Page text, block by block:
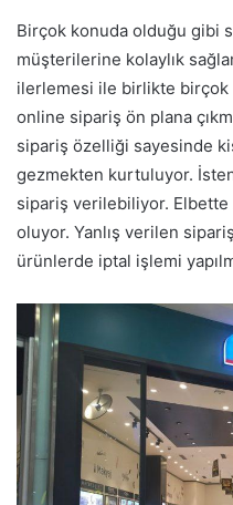
Birçok konuda olduğu gibi
müşterilerine kolaylık
ilerlemesi ile birlikte birçok
online sipariş ön plana
sipariş özelliği sayesinde
gezmekten kurtuluyor.
sipariş verilebiliyor.
oluyor. Yanlış verilen
ürünlerde iptal işlemi